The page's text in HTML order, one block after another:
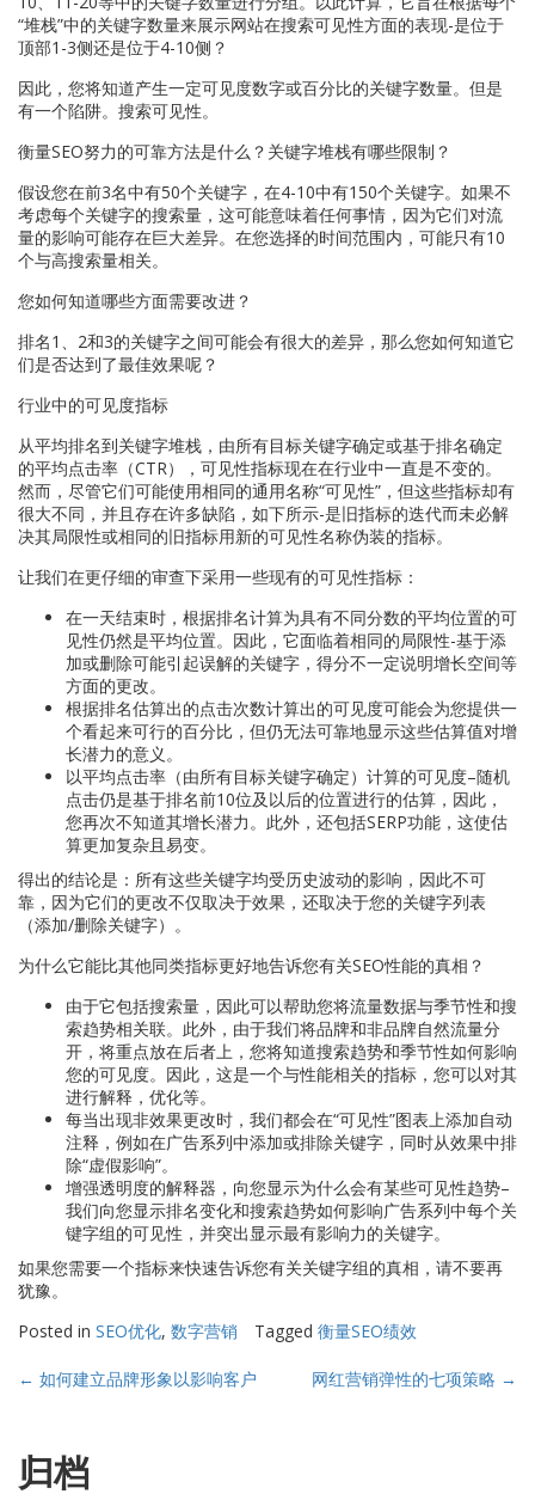
“堆栈”中的关键字数量来展示网站在搜索可见性方面的表现-是位于
顶部1-3侧还是位于4-10侧？
因此，您将知道产生一定可见度数字或百分比的关键字数量。但是
有一个陷阱。搜索可见性。
衡量SEO努力的可靠方法是什么？关键字堆栈有哪些限制？
假设您在前3名中有50个关键字，在4-10中有150个关键字。如果不
考虑每个关键字的搜索量，这可能意味着任何事情，因为它们对流
量的影响可能存在巨大差异。在您选择的时间范围内，可能只有10
个与高搜索量相关。
您如何知道哪些方面需要改进？
排名1、2和3的关键字之间可能会有很大的差异，那么您如何知道它
们是否达到了最佳效果呢？
行业中的可见度指标
从平均排名到关键字堆栈，由所有目标关键字确定或基于排名确定
的平均点击率（CTR），可见性指标现在在行业中一直是不变的。
然而，尽管它们可能使用相同的通用名称“可见性”，但这些指标却有
很大不同，并且存在许多缺陷，如下所示-是旧指标的迭代而未必解
决其局限性或相同的旧指标用新的可见性名称伪装的指标。
让我们在更仔细的审查下采用一些现有的可见性指标：
在一天结束时，根据排名计算为具有不同分数的平均位置的可
见性仍然是平均位置。因此，它面临着相同的局限性-基于添
加或删除可能引起误解的关键字，得分不一定说明增长空间等
方面的更改。
根据排名估算出的点击次数计算出的可见度可能会为您提供一
个看起来可行的百分比，但仍无法可靠地显示这些估算值对增
长潜力的意义。
以平均点击率（由所有目标关键字确定）计算的可见度–随机
点击仍是基于排名前10位及以后的位置进行的估算，因此，
您再次不知道其增长潜力。此外，还包括SERP功能，这使估
算更加复杂且易变。
得出的结论是：所有这些关键字均受历史波动的影响，因此不可
靠，因为它们的更改不仅取决于效果，还取决于您的关键字列表
（添加/删除关键字）。
为什么它能比其他同类指标更好地告诉您有关SEO性能的真相？
由于它包括搜索量，因此可以帮助您将流量数据与季节性和搜
索趋势相关联。此外，由于我们将品牌和非品牌自然流量分
开，将重点放在后者上，您将知道搜索趋势和季节性如何影响
您的可见度。因此，这是一个与性能相关的指标，您可以对其
进行解释，优化等。
每当出现非效果更改时，我们都会在“可见性”图表上添加自动
注释，例如在广告系列中添加或排除关键字，同时从效果中排
除“虚假影响”。
增强透明度的解释器，向您显示为什么会有某些可见性趋势–
我们向您显示排名变化和搜索趋势如何影响广告系列中每个关
键字组的可见性，并突出显示最有影响力的关键字。
如果您需要一个指标来快速告诉您有关关键字组的真相，请不要再
犹豫。
Posted in SEO优化, 数字营销 Tagged 衡量SEO绩效
Post
← 如何建立品牌形象以影响客户 网红营销弹性的七项策略 →
归档